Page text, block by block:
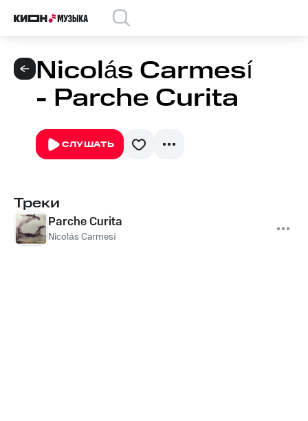
Nicolás Carmesí
- Parche Curita
СЛУШАТЬ
Треки
Parche Curita
Nicolás Carmesí